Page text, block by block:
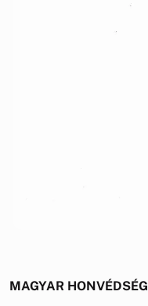
MAGYAR HONVÉDSÉG